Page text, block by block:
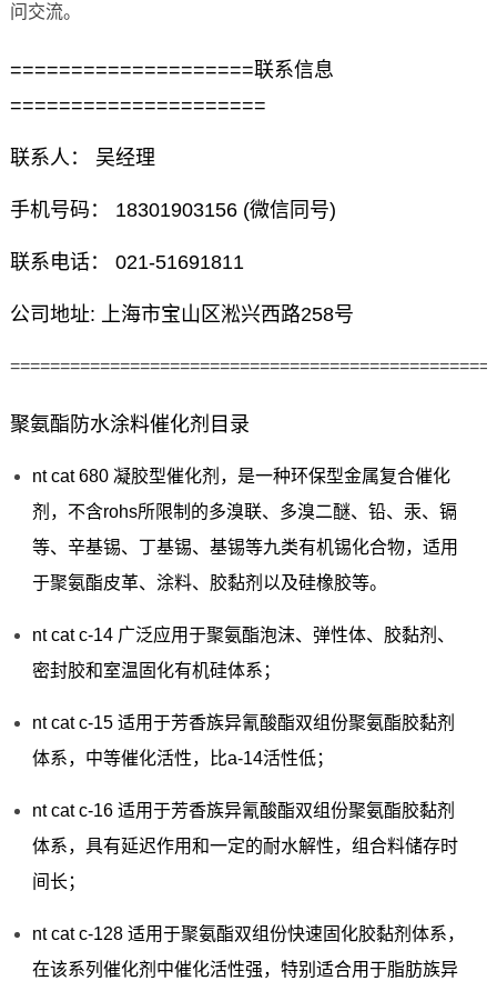
问交流。
====================联系信息
=====================
联系人： 吴经理
手机号码： 18301903156 (微信同号)
联系电话： 021-51691811
公司地址: 上海市宝山区淞兴西路258号
聚氨酯防水涂料催化剂目录
nt cat 680 凝胶型催化剂，是一种环保型金属复合催化
剂，不含rohs所限制的多溴联、多溴二醚、铅、汞、镉
等、辛基锡、丁基锡、基锡等九类有机锡化合物，适用
于聚氨酯皮革、涂料、胶黏剂以及硅橡胶等。
nt cat c-14 广泛应用于聚氨酯泡沫、弹性体、胶黏剂、
密封胶和室温固化有机硅体系；
nt cat c-15 适用于芳香族异氰酸酯双组份聚氨酯胶黏剂
体系，中等催化活性，比a-14活性低；
nt cat c-16 适用于芳香族异氰酸酯双组份聚氨酯胶黏剂
体系，具有延迟作用和一定的耐水解性，组合料储存时
间长；
nt cat c-128 适用于聚氨酯双组份快速固化胶黏剂体系，
在该系列催化剂中催化活性强，特别适合用于脂肪族异